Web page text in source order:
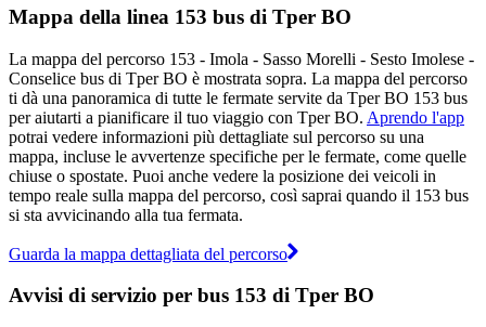
Mappa della linea 153 bus di Tper BO
La mappa del percorso 153 - Imola - Sasso Morelli - Sesto Imolese -
Conselice bus di Tper BO è mostrata sopra. La mappa del percorso
ti dà una panoramica di tutte le fermate servite da Tper BO 153 bus
per aiutarti a pianificare il tuo viaggio con Tper BO. Aprendo l'app
potrai vedere informazioni più dettagliate sul percorso su una
mappa, incluse le avvertenze specifiche per le fermate, come quelle
chiuse o spostate. Puoi anche vedere la posizione dei veicoli in
tempo reale sulla mappa del percorso, così saprai quando il 153 bus
si sta avvicinando alla tua fermata.
Guarda la mappa dettagliata del percorso
Avvisi di servizio per bus 153 di Tper BO